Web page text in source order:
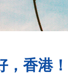
，香港